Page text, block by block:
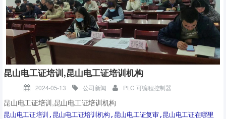
昆山电工证培训,昆山电工证培训机构
2024-05-13 公司新闻 PLC 可编程控制器
昆山电工证培训,昆山电工证培训机构
昆山电工证培训,昆山电工证培训机构,昆山电工证复审,昆山电工证在哪里